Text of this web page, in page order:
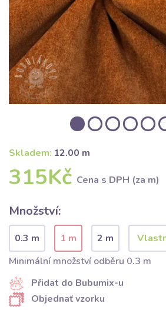
Skladem: 12.00 m
315Kč Cena s DPH (za m)
Množství:
0.3 m 1 m
2 m
Minimální množství odběru 0.3 m
Přidat do Bubumix-u
Objednať vzorku